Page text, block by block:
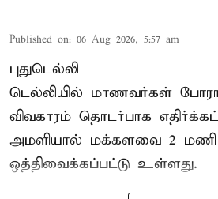
Published on: 06 Aug 2026, 5:57 am
புதுடெல்லி
டெல்லியில் மாணவர்கள்
விவகாரம் தொடர்பாக
அமளியால் மக்களவை 2
ஒத்திவைக்கப்பட்டு உள்ளது.